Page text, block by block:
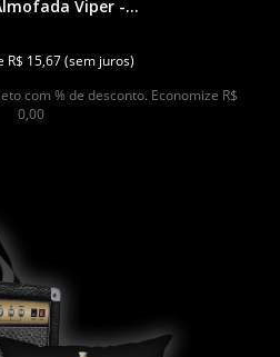
Viper -...
R$ 15,67 (sem juros)
com % de desconto. Economize R$
0,00